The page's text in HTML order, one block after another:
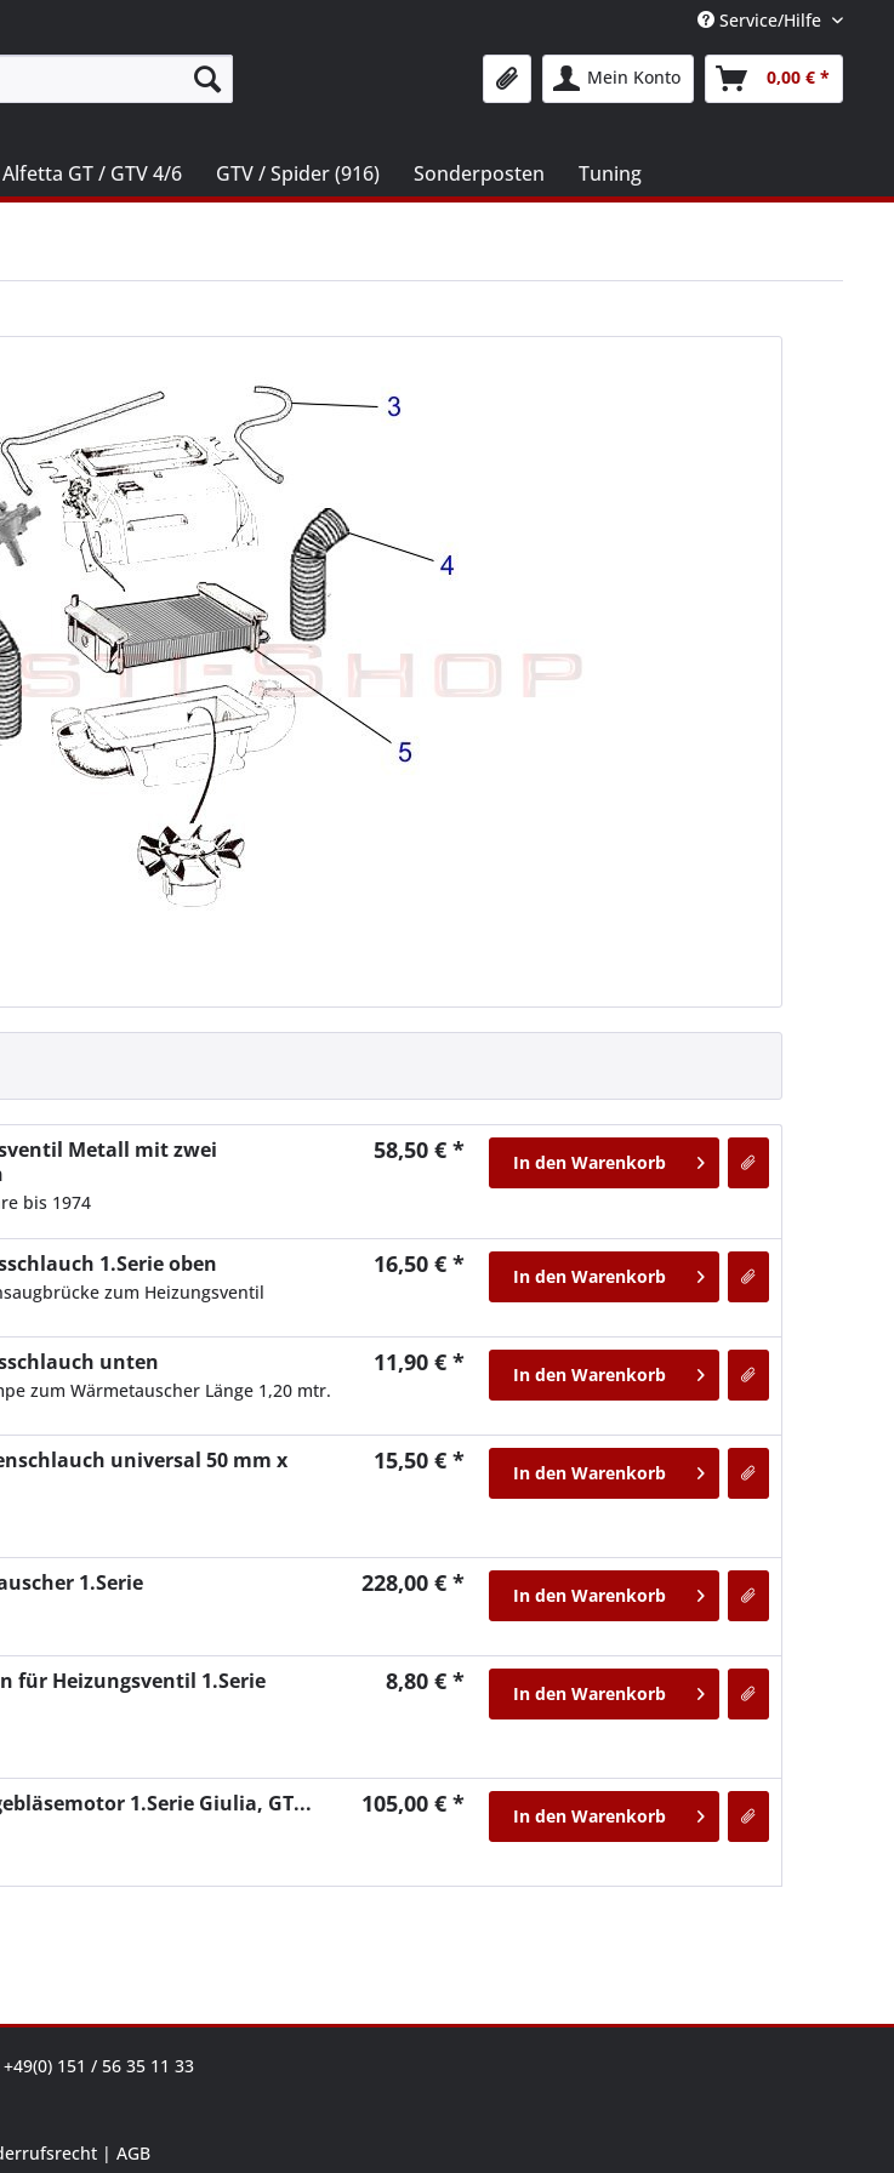
Service/Hilfe
Mein Konto 0,00 € *
Alfetta GT / GTV 4/6 GTV / Spider (916) Sonderposten Tuning
Metall mit zwei
bis 1974
58,50 € * In den Warenkorb
1.Serie oben
zum Heizungsventil
16,50 € * In den Warenkorb
unten
zum Wärmetauscher Länge 1,20 mtr.
11,90 € * In den Warenkorb
universal 50 mm x
15,50 € * In den Warenkorb
1.Serie 228,00 € * In den Warenkorb
für Heizungsventil 1.Serie 8,80 € * In den Warenkorb
1.Serie Giulia, GT... 105,00 € * In den Warenkorb
+49(0) 151 / 56 35 11 33
AGB